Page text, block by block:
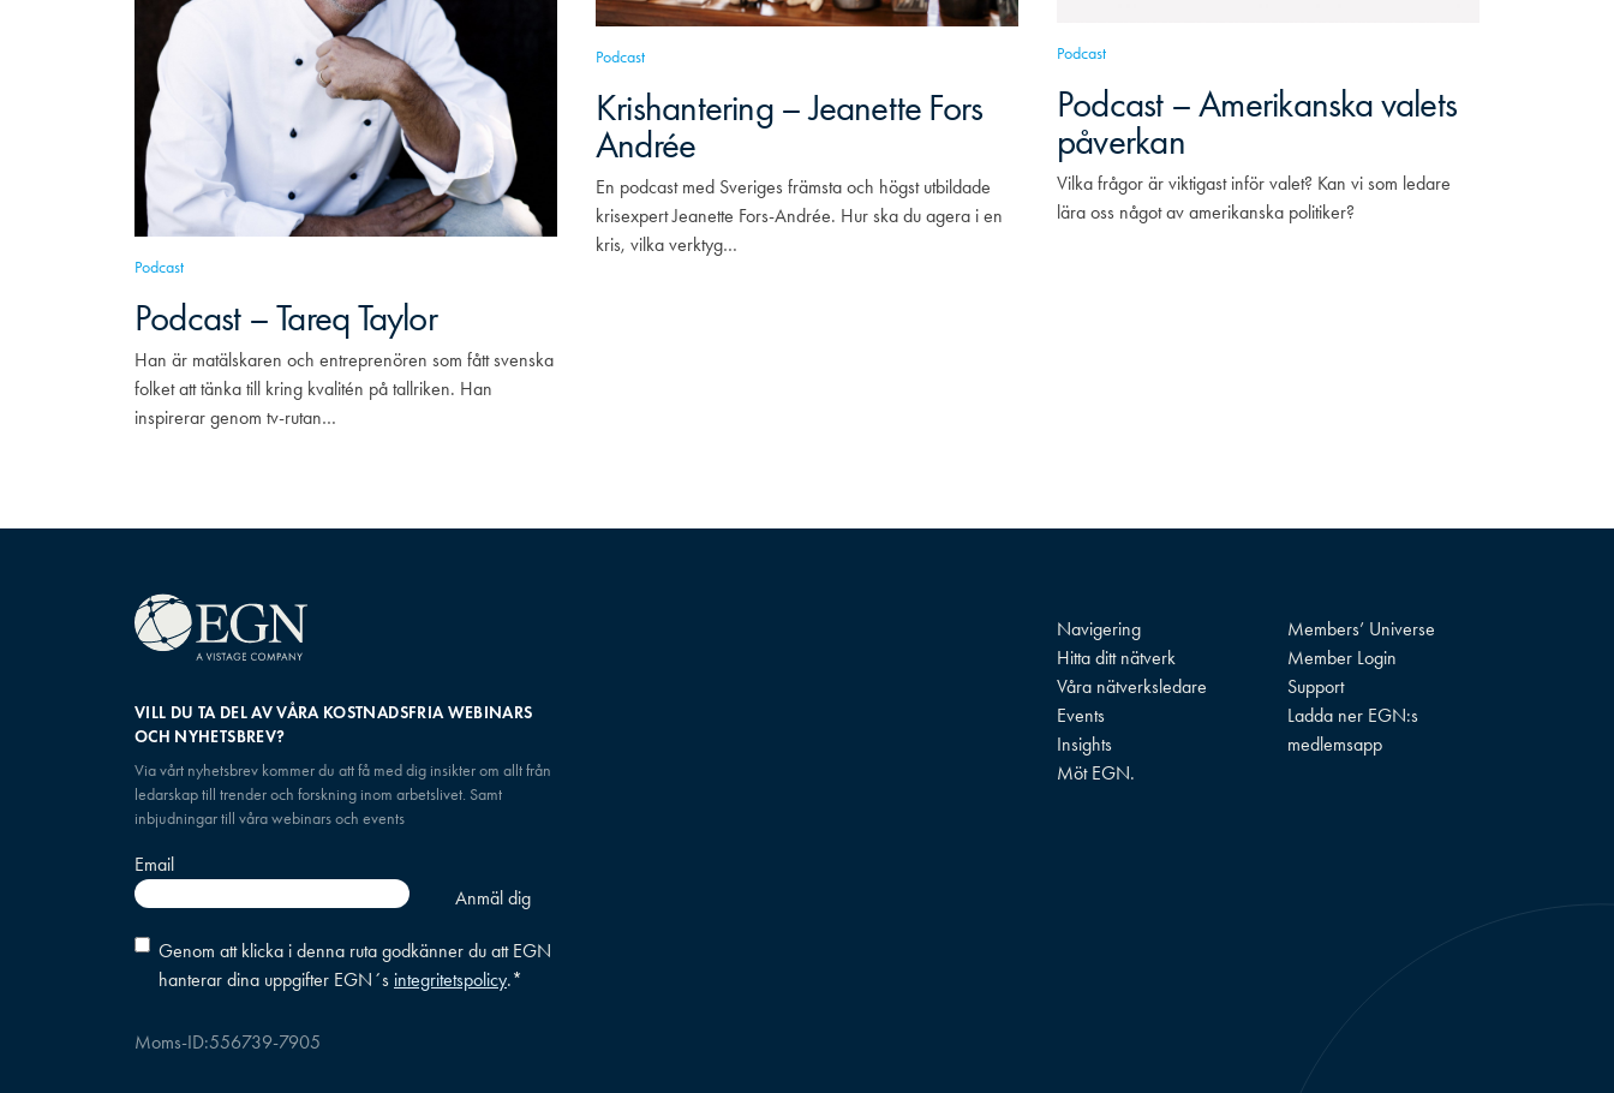
Podcast
Podcast – Tareq Taylor
Han är matälskaren och entreprenören som fått svenska
folket att tänka till kring kvalitén på tallriken. Han
inspirerar genom tv-rutan…
Podcast
Krishantering – Jeanette Fors
Andrée
En podcast med Sveriges främsta och högst utbildade
krisexpert Jeanette Fors-Andrée. Hur ska du agera i en
kris, vilka verktyg…
Podcast
Podcast – Amerikanska valets
påverkan
Vilka frågor är viktigast inför valet? Kan vi som ledare
lära oss något av amerikanska politiker?
VILL DU TA DEL AV VÅRA KOSTNADSFRIA WEBINARS
OCH NYHETSBREV?
Via vårt nyhetsbrev kommer du att få med dig insikter om allt från
ledarskap till trender och forskning inom arbetslivet. Samt
inbjudningar till våra webinars och events
Email
Consent*
Genom att klicka i denna ruta godkänner du att EGN
hanterar dina uppgifter EGN´s integritetspolicy.*
Moms-ID:556739-7905
Navigering
Hitta ditt nätverk
Våra nätverksledare
Events
Insights
Möt EGN.
Members’ Universe
Member Login
Support
Ladda ner EGN:s
medlemsapp